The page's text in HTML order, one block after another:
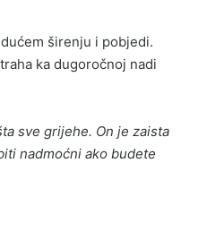
ka dugoročnoj nadi
sve grijehe. On je zaista
nadmoćni ako budete